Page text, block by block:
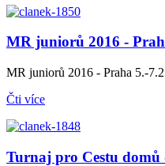
MR juniorů 2016 -
MR juniorů 2016 - Praha 5.-
Čti více
Turnaj pro Cestu domů